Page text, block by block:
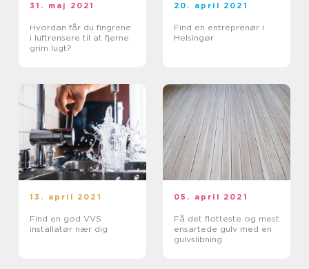
31. maj 2021
Hvordan får du fingrene
i luftrensere til at fjerne
grim lugt?
20. april 2021
Find en entreprenør i
Helsingør
13. april 2021
Find en god VVS
installatør nær dig
05. april 2021
Få det flotteste og mest
ensartede gulv med en
gulvslibning